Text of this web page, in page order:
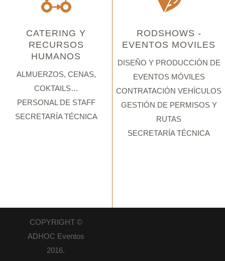
CATERING Y
RECURSOS
HUMANOS
ALMUERZOS, CENAS,
COKTAILS…
PERSONAL DE STAFF
SECRETARÍA TÉCNICA
RODSHOWS -
EVENTOS MOVILES
DISEÑO Y PRODUCCIÓN DE
EVENTOS MÓVILES
CONTRATACIÓN VEHÍCULOS
GESTIÓN DE PERMISOS Y
RUTAS
SECRETARÍA TÉCNICA
COPYRIGHT ©
ADHOC Eventos
2016.